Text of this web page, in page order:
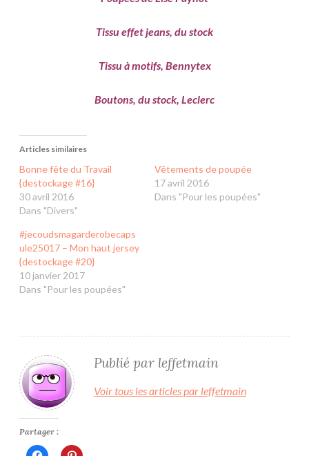
Tissu effet jeans, du stock
Tissu à motifs, Bennytex
Boutons, du stock, Leclerc
Articles similaires
Bonne fête du Travail
{destockage #16}
30 avril 2016
Dans "Divers"
Vêtements de poupée
17 avril 2016
Dans "Pour les poupées"
#jecoudsmagarderobecaps
ule25017 – Mon haut jersey
{destockage #20}
10 janvier 2017
Dans "Pour les poupées"
Publié par leffetmain
Voir tous les articles par leffetmain
Partager :